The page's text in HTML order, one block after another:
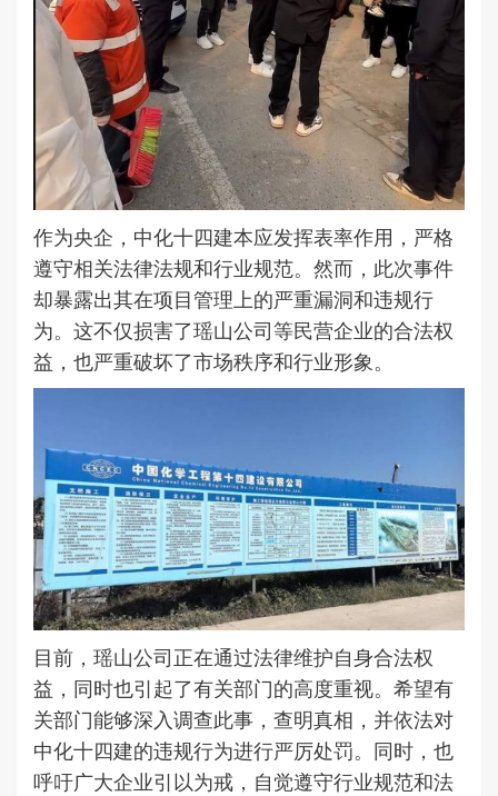
作为央企，中化十四建本应发挥表率作用，严格
遵守相关法律法规和行业规范。然而，此次事件
却暴露出其在项目管理上的严重漏洞和违规行
为。这不仅损害了瑶山公司等民营企业的合法权
益，也严重破坏了市场秩序和行业形象。
目前，瑶山公司正在通过法律维护自身合法权
益，同时也引起了有关部门的高度重视。希望有
关部门能够深入调查此事，查明真相，并依法对
中化十四建的违规行为进行严厉处罚。同时，也
呼吁广大企业引以为戒，自觉遵守行业规范和法